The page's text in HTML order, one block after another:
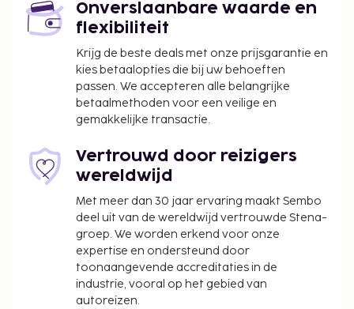
een wasserij. De accommodatie heeft een tuin waar
je van het uitzicht kunt genieten. Gasten van Hotel
Downtown kunnen genieten van een lekkere
maaltijd in het restaurant of iets halen bij de
snackbar/deli. Bestel je favoriete drankje in een
bar/lounge. Dagelijks kun je van 07.30 uur tot 09.30
uur genieten van een gratis continentaal ontbijt.
De volgende kosten dienen bij de accommodatie te
worden betaald. De kosten kunnen inclusief
Het is mogelijk dat je de volgende toeslagen
dient te betalen bij de accommodatie: de
nationale btw (13%). Niet-inwoners met een
geldig paspoort en toeristenvisum zijn
vrijgesteld van de btw.
Onverslaanbare waarde en
flexibiliteit
Krijg de beste deals met onze prijsgarantie en
kies betaalopties die bij uw behoeften
passen. We accepteren alle belangrijke
betaalmethoden voor een veilige en
gemakkelijke transactie.
Vertrouwd door reizigers
wereldwijd
Met meer dan 30 jaar ervaring maakt Sembo
deel uit van de wereldwijd vertrouwde Stena-
groep. We worden erkend voor onze
expertise en ondersteund door
toonaangevende accreditaties in de
industrie, vooral op het gebied van
autoreizen.